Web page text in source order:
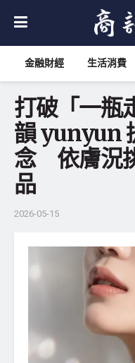
金融財經 生活消費
打破「一瓶
韻 yunyun
念 依膚況
品
2026-05-15